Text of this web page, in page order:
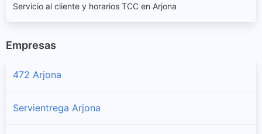
Servicio al cliente y horarios TCC en Arjona
Empresas
472 Arjona
Servientrega Arjona